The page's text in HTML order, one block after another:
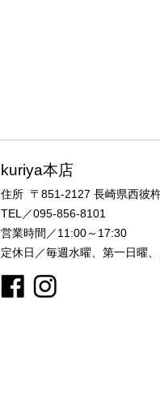
kuriya本店
住所 〒851-2127 長崎県西彼
TEL／095-856-8101
営業時間／11:00～17:30
定休日／毎週水曜、第一日曜